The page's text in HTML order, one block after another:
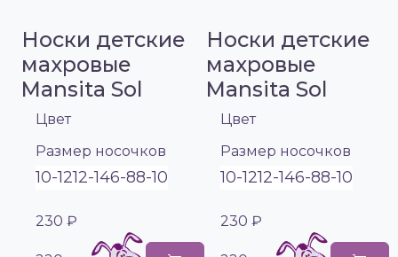
Носки детские
махровые
Mansita Sol
Цвет
Размер носочков
10-1212-146-88-10
230 ₽
Носки детские
махровые
Mansita Sol
Цвет
Размер носочков
10-1212-146-88-10
230 ₽